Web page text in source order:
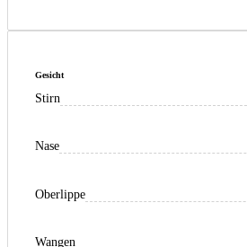
Gesicht
Stirn
Nase
Oberlippe
Wangen